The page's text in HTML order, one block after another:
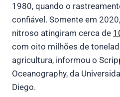
1980, quando o
confiável. Somente em
nitroso atingiram cerca de
com oito milhões de
agricultura, informou o
Oceanography, da
Diego.